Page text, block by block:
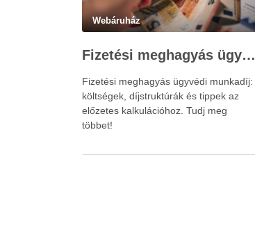
Webáruház
Fizetési meghagyás ügyvédi munkadíja: teljes költségvetési útmutató
Fizetési meghagyás ügyvédi munkadíj:
költségek, díjstruktúrák és tippek az
előzetes kalkulációhoz. Tudj meg
többet!